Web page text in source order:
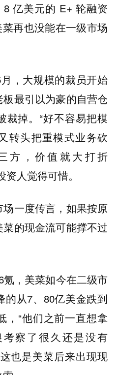
亿美元的 E+ 轮融资
再也没能在一级市场
，大规模的裁员开始
最引以为豪的自营仓
裁掉。“好不容易把模
转头把重模式业务砍
方，价值就大打折
人觉得可惜。
一度传言，如果按原
的现金流可能撑不过
，美菜如今在二级市
的从7、80亿美金跌到
，“他们之前一直想拿
察了很久还是没有
也是美菜后来出现现